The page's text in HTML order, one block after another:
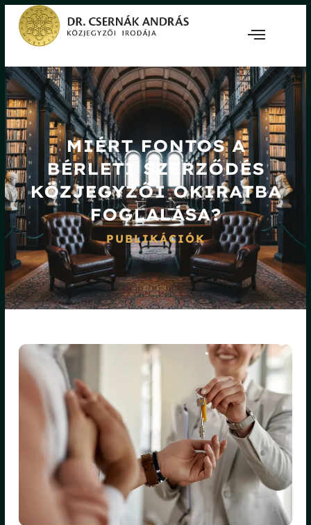
MIÉRT FONTOS A
BÉRLETI SZERZŐDÉS
KÖZJEGYZŐI OKIRATBA
FOGLALÁSA?
PUBLIKÁCIÓK